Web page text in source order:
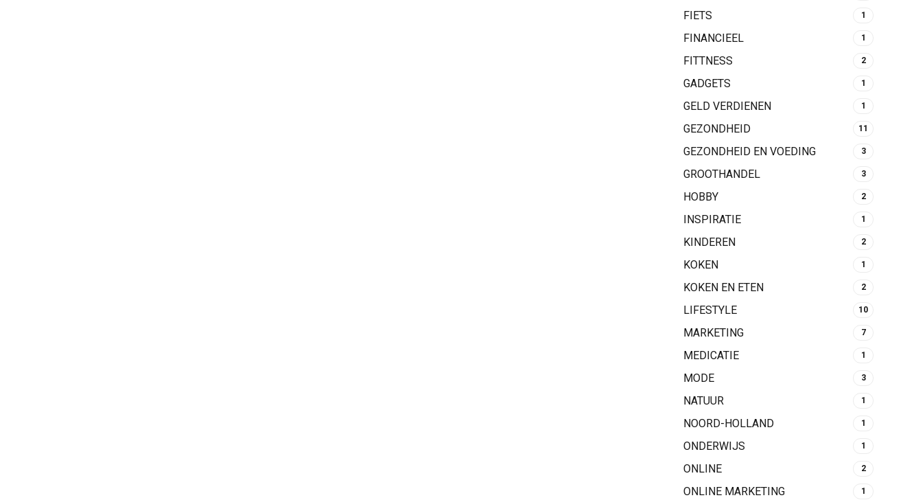
FIETS 1
FINANCIEEL 1
FITTNESS 2
GADGETS 1
GELD VERDIENEN 1
GEZONDHEID 11
GEZONDHEID EN VOEDING 3
GROOTHANDEL 3
HOBBY 2
INSPIRATIE 1
KINDEREN 2
KOKEN 1
KOKEN EN ETEN 2
LIFESTYLE 10
MARKETING 7
MEDICATIE 1
MODE 3
NATUUR 1
NOORD-HOLLAND 1
ONDERWIJS 1
ONLINE 2
ONLINE MARKETING 1